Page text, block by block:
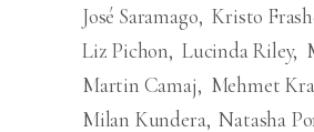
José Saramago Kristo
Liz Pichon Lucinda Riley
Martin Camaj
Mehmet
Milan Kundera Natasha